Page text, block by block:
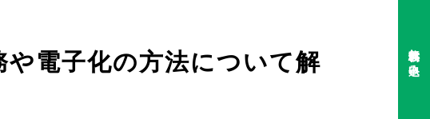
無料体験お申込み
電子化の方法について解